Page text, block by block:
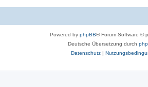
Powered by phpBB® Forum Software ©
Deutsche Übersetzung durch
Datenschutz|